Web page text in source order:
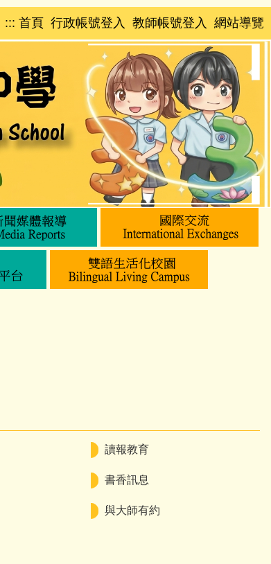
::: 首頁 行政帳號登入 教師帳號登入 網站導覽
讀報教育
書香訊息
與大師有約